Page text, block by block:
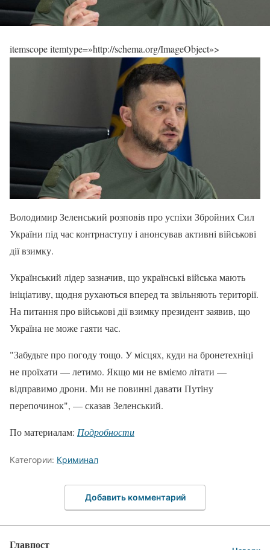
itemscope itemtype=»http://schema.org/ImageObject»>
Володимир Зеленський розповів про успіхи Збройних Сил
України під час контрнаступу і анонсував активні військові
дії взимку.
Український лідер зазначив, що українські війська мають
ініціативу, щодня рухаються вперед та звільняють території.
На питання про військові дії взимку президент заявив, що
Україна не може гаяти час.
"Забудьте про погоду тощо. У місцях, куди на бронетехніці
не проїхати — летимо. Якщо ми не вміємо літати —
відправимо дрони. Ми не повинні давати Путіну
перепочинок", — сказав Зеленський.
По материалам: Подробности
Категории: Криминал
Добавить комментарий
Главпост